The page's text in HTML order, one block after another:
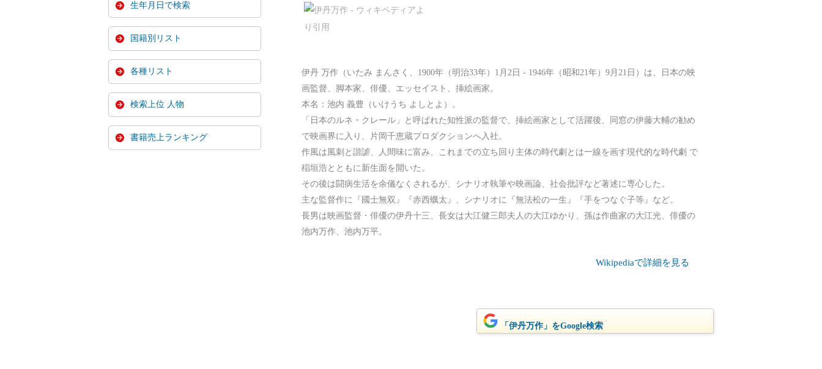
伊丹 万作（いたみ まんさく、1900年（明治33年）1月2日 - 1946年（昭和21年）9月21日）は、日本の映
画監督、脚本家、俳優、エッセイスト、挿絵画家。
本名：池内 義豊（いけうち よしとよ）。
「日本のルネ・クレール」と呼ばれた知性派の監督で、挿絵画家として活躍後、同窓の伊藤大輔の勧め
で映画界に入り、片岡千恵蔵プロダクションへ入社。
作風は風刺と諧謔、人間味に富み、これまでの立ち回り主体の時代劇とは一線を画す現代的な時代劇 で
稲垣浩とともに新生面を開いた。
その後は闘病生活を余儀なくされるが、シナリオ執筆や映画論、社会批評など著述に専心した。
主な監督作に『國士無双』『赤西蠣太』、シナリオに『無法松の一生』『手をつなぐ子等』など。
長男は映画監督・俳優の伊丹十三、長女は大江健三郎夫人の大江ゆかり、孫は作曲家の大江光、俳優の
池内万作、池内万平。
Wikipediaで詳細を見る
「伊丹万作」をGoogle検索
生年月日で検索
国籍別リスト
各種リスト
検索上位 人物
書籍売上ランキング